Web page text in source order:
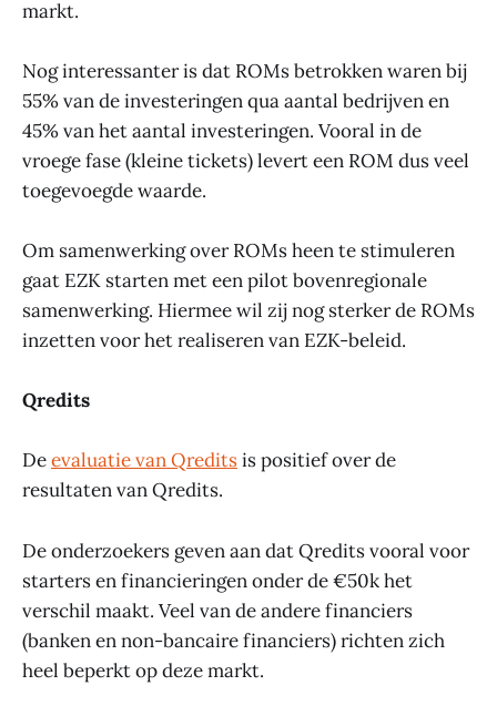
markt.
Nog interessanter is dat ROMs betrokken waren bij
55% van de investeringen qua aantal bedrijven en
45% van het aantal investeringen. Vooral in de
vroege fase (kleine tickets) levert een ROM dus veel
toegevoegde waarde.
Om samenwerking over ROMs heen te stimuleren
gaat EZK starten met een pilot bovenregionale
samenwerking. Hiermee wil zij nog sterker de ROMs
inzetten voor het realiseren van EZK-beleid.
Qredits
Deevaluatie van Qreditsis positief over de
resultaten van Qredits.
De onderzoekers geven aan dat Qredits vooral voor
starters en financieringen onder de €50k het
verschil maakt. Veel van de andere financiers
(banken en non-bancaire financiers) richten zich
heel beperkt op deze markt.